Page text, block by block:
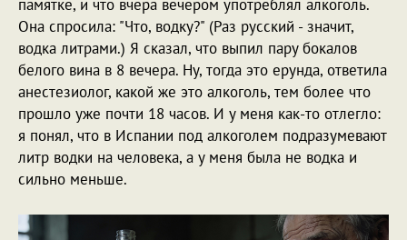
памятке, и что вчера вечером употреблял алкоголь.
Она спросила: "Что, водку?" (Раз русский - значит,
водка литрами.) Я сказал, что выпил пару бокалов
белого вина в 8 вечера. Ну, тогда это ерунда, ответила
анестезиолог, какой же это алкоголь, тем более что
прошло уже почти 18 часов. И у меня как-то отлегло:
я понял, что в Испании под алкоголем подразумевают
литр водки на человека, а у меня была не водка и
сильно меньше.